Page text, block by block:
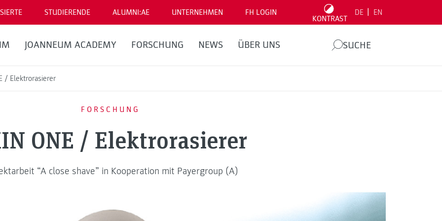
STUDIERENDE ALUMNI:AE UNTERNEHMEN FH LOGIN
KONTRAST
DE EN
JOANNEUM ACADEMY FORSCHUNG NEWS ÜBER UNS SUCHE
/ Elektrorasierer
FORSCHUNG
ONE / Elektrorasierer
“A close shave” in Kooperation mit Payergroup (A)